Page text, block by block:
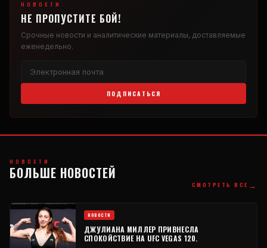
НОВОСТИ
НЕ ПРОПУСТИТЕ БОЙ!
Срочные новости и аналитические материалы, доставляемые
еженедельно.
ПОДПИСАТЬСЯ
НОВОСТИ
БОЛЬШЕ НОВОСТЕЙ
СМОТРЕТЬ ВСЕ →
НОВОСТИ
ДЖУЛИАНА МИЛЛЕР ПРИВНЕСЛА
СПОКОЙСТВИЕ НА UFC VEGAS 120.